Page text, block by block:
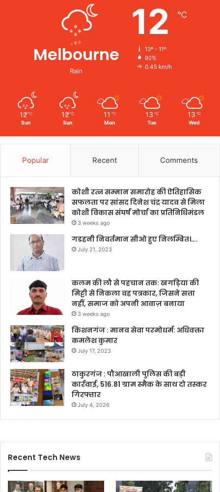
Melbourne
Rain
12 ℃
13º - 11º
92%
0.45 km/h
12 ℃
Sun
12 ℃
Sun
11 ℃
Mon
13 ℃
Tue
13 ℃
Wed
Popular Recent Comments
कोशी रत्न सम्मान समारोह की ऐतिहासिक
सफलता पर सांसद दिनेश चंद्र यादव से मिला
कोशी विकास संघर्ष मोर्चा का प्रतिनिधिमंडल
3 weeks ago
गडहनी निवर्तमान सीओ हुए निलम्बित।….
July 21, 2023
कलम की लौ से पहचान तक: खगड़िया की
मिट्टी से निकला वह पत्रकार, जिसने सत्ता
नहीं, समाज को अपनी आवाज़ बनाया
3 weeks ago
किशनगंज : मानव सेवा परमोधर्म: अधिवक्ता
कमलेश कुमार
July 17, 2023
ठाकुरगंज : पौआखाली पुलिस की बड़ी
कार्रवाई, 516.81 ग्राम स्मैक के साथ दो तस्कर
गिरफ्तार
July 4, 2026
Recent Tech News